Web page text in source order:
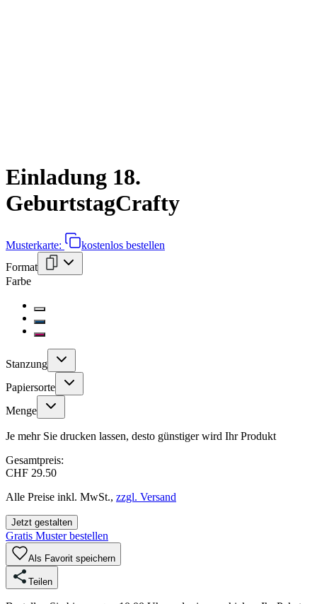
Einladung 18.
GeburtstagCrafty
Musterkarte:
kostenlos bestellen
Format
Farbe
Stanzung
Papiersorte
Menge
Je mehr Sie drucken lassen, desto günstiger wird Ihr Produkt
Gesamtpreis:
CHF 29.50
Alle Preise inkl. MwSt., zzgl. Versand
Jetzt gestalten
Gratis Muster bestellen
Als Favorit speichern
Teilen